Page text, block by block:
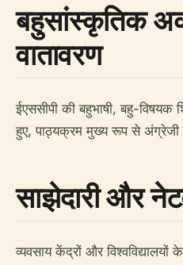
बहुसांस्कृतिक
वातावरण
ईएससीपी की बहुभाषी, बहु-विषयक
हुए, पाठ्यक्रम मुख्य रूप से अंग्रेजी
साझेदारी और
व्यवसाय केंद्रों और विश्वविद्यालयों